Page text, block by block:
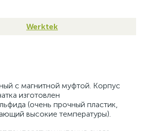
Werktek
с магнитной муфтой. Корпус
изготовлен
(очень прочный пластик,
высокие температуры).